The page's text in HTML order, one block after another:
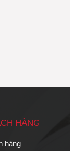
HÀNG
hàng